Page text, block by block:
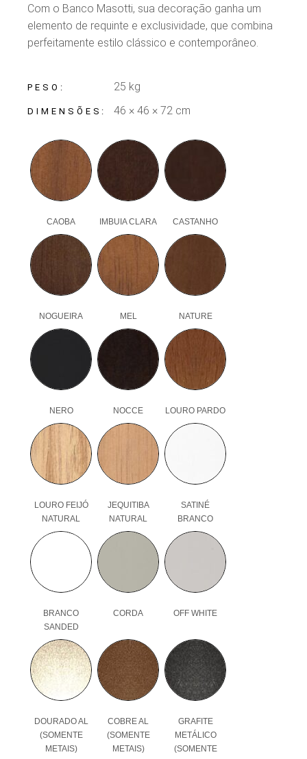
Com o Banco Masotti, sua decoração ganha um
elemento de requinte e exclusividade, que combina
perfeitamente estilo clássico e contemporâneo.
PESO 25 kg
DIMENSÕES 46 × 46 × 72 cm
CAOBA IMBUIA CLARA CASTANHO
NOGUEIRA MEL NATURE
NERO NOCCE LOURO PARDO
LOURO FEIJÓ
NATURAL
JEQUITIBA
NATURAL
SATINÉ
BRANCO
BRANCO
SANDED
CORDA OFF WHITE
DOURADO AL
(SOMENTE
METAIS)
COBRE AL
(SOMENTE
METAIS)
GRAFITE
METÁLICO
(SOMENTE